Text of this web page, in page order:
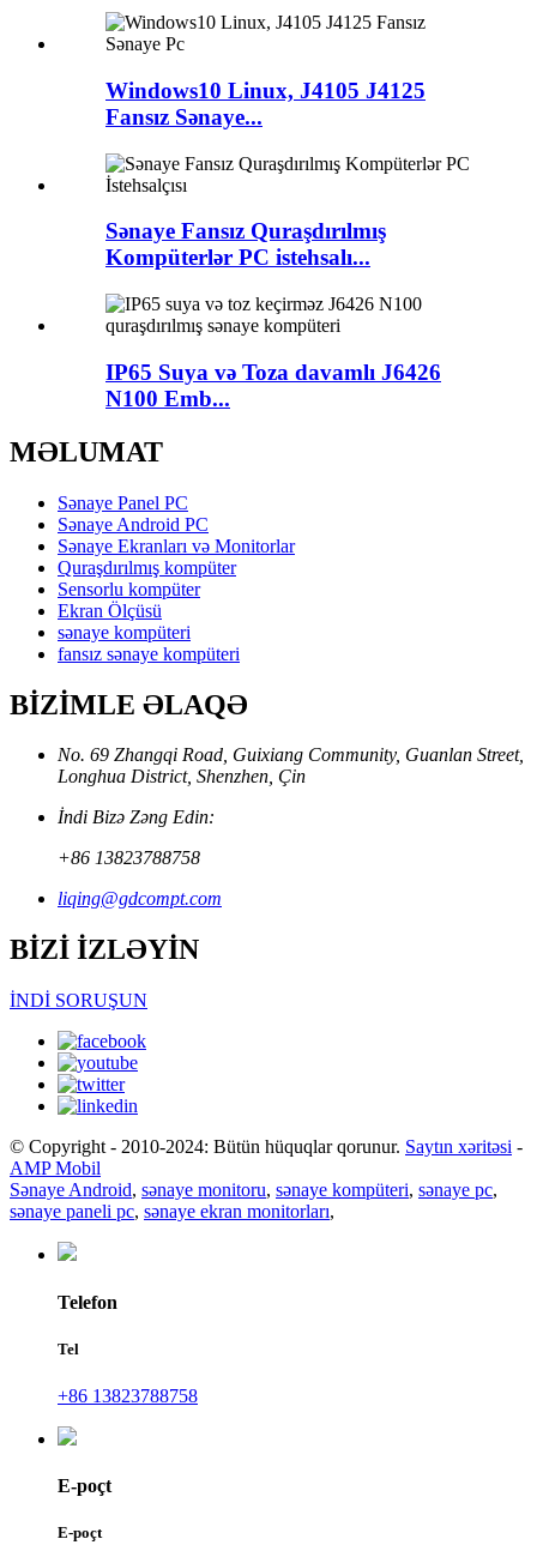
Windows10 Linux, J4105 J4125
Fansız Sənaye...
Sənaye Fansız Quraşdırılmış
Kompüterlər PC istehsalı...
IP65 Suya və Toza davamlı J6426
N100 Emb...
MƏLUMAT
Sənaye Panel PC
Sənaye Android PC
Sənaye Ekranları və Monitorlar
Quraşdırılmış kompüter
Sensorlu kompüter
Ekran Ölçüsü
sənaye kompüteri
fansız sənaye kompüteri
BİZİMLE ƏLAQƏ
No. 69 Zhangqi Road, Guixiang Community, Guanlan Street,
Longhua District, Shenzhen, Çin
İndi Bizə Zəng Edin:
+86 13823788758
liqing@gdcompt.com
BİZİ İZLƏYİN
İNDİ SORUŞUN
© Copyright - 2010-2024: Bütün hüquqlar qorunur. Saytın xəritəsi -
AMP Mobil
Sənaye Android, sənaye monitoru, sənaye kompüteri, sənaye pc,
sənaye paneli pc, sənaye ekran monitorları,
Telefon
Tel
+86 13823788758
E-poçt
E-poçt